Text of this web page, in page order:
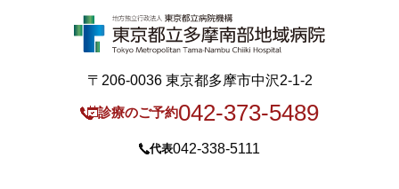
〒206-0036 東京都多摩市中沢2-1-2
診療のご予約042-373-5489
代表042-338-5111